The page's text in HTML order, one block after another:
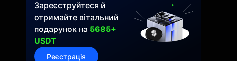
Зареєструйтеся й
отримайте вітальний
подарунок на 5685+
USDT
Реєстрація